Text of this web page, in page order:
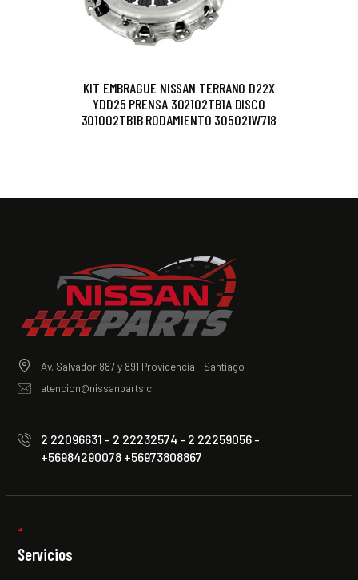
KIT EMBRAGUE NISSAN TERRANO D22X
YDD25 PRENSA 302102TB1A DISCO
301002TB1B RODAMIENTO 305021W718
Av. Salvador 887 y 891 Providencia - Santiago
atencion@nissanparts.cl
2 22096631 - 2 22232574 - 2 22259056 -
+56984290078 +56973808867
Servicios